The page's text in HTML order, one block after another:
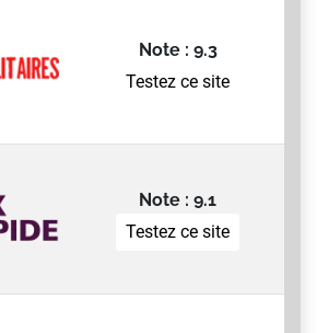
Note : 9.3
Testez ce site
Note : 9.1
Testez ce site